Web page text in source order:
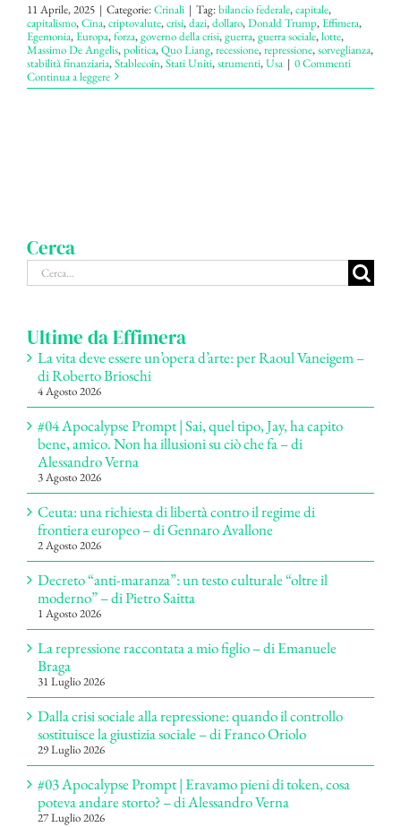
11 Aprile, 2025 | Categorie:Crinali | Tag:bilancio federale,capitale,
capitalismo,Cina,criptovalute,crisi,dazi,dollaro,Donald Trump,Effimera,
Egemonia,Europa,forza,governo della crisi,guerra,guerra sociale,lotte,
Massimo De Angelis,politica,Quo Liang,recessione,repressione,sorveglianza,
stabilità finanziaria,Stablecoin,Stati Uniti,strumenti,Usa | 0 Commenti
Continua a leggere
Cerca
Cerca
per:
Ultime da Effimera
La vita deve essere un’opera d’arte: per Raoul Vaneigem –
di Roberto Brioschi
4 Agosto 2026
#04 Apocalypse Prompt | Sai, quel tipo, Jay, ha capito
bene, amico. Non ha illusioni su ciò che fa – di
Alessandro Verna
3 Agosto 2026
Ceuta: una richiesta di libertà contro il regime di
frontiera europeo – di Gennaro Avallone
2 Agosto 2026
Decreto “anti-maranza”: un testo culturale “oltre il
moderno” – di Pietro Saitta
1 Agosto 2026
La repressione raccontata a mio figlio – di Emanuele
Braga
31 Luglio 2026
Dalla crisi sociale alla repressione: quando il controllo
sostituisce la giustizia sociale – di Franco Oriolo
29 Luglio 2026
#03 Apocalypse Prompt | Eravamo pieni di token, cosa
poteva andare storto? – di Alessandro Verna
27 Luglio 2026